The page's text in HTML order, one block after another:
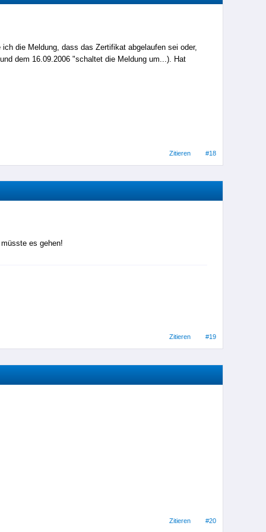
die Meldung, dass das Zertifikat abgelaufen sei oder,
dem 16.09.2006 "schaltet die Meldung um...). Hat
Zitieren #18
es gehen!
Zitieren #19
Zitieren #20